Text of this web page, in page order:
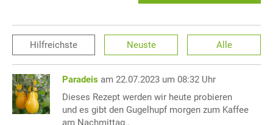
Hilfreichste Neuste Alle
Paradeis am 22.07.2023 um 08:32 Uhr
Dieses Rezept werden wir heute probieren
und es gibt den Gugelhupf morgen zum Kaffee
am Nachmittag..